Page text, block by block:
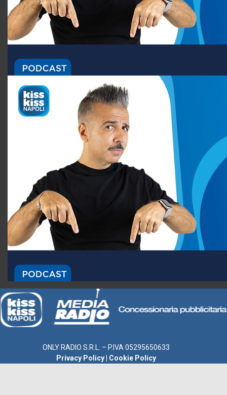
ONLY RADIO S.R.L. – P.IVA 05295650633
Privacy Policy
Cookie Policy